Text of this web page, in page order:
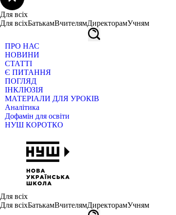
Для всіх
Для всіхБатькамВчителямДиректорамУчням
ПРО НАС
НОВИНИ
СТАТТІ
Є ПИТАННЯ
ПОГЛЯД
ІНКЛЮЗІЯ
МАТЕРІАЛИ ДЛЯ УРОКІВ
Аналітика
Дофамін для освіти
НУШ КОРОТКО
Для всіх
Для всіхБатькамВчителямДиректорамУчням